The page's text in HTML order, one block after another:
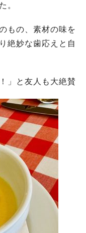
。
もの、素材の味を
絶妙な歯応えと自
」と友人も大絶賛